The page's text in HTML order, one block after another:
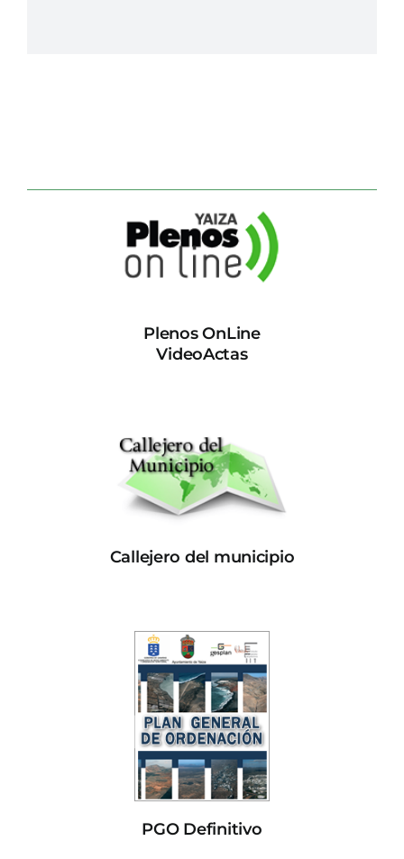
Plenos OnLine
VideoActas
Callejero del municipio
PGO Definitivo